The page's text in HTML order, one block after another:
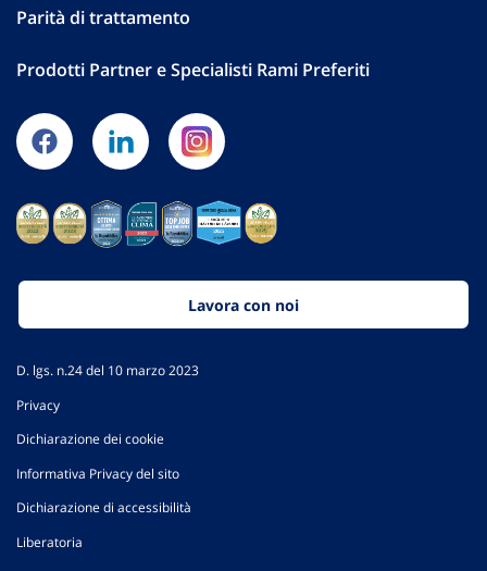
Parità di trattamento
Prodotti Partner e Specialisti Rami Preferiti
Lavora con noi
D. lgs. n.24 del 10 marzo 2023
Privacy
Dichiarazione dei cookie
Informativa Privacy del sito
Dichiarazione di accessibilità
Liberatoria